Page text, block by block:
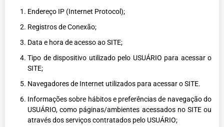
Endereço IP (Internet Protocol);
Registros de Conexão;
Data e hora de acesso ao SITE;
Tipo de dispositivo utilizado pelo USUÁRIO para acessar o
SITE;
Navegadores de Internet utilizados para acessar o SITE.
Informações sobre hábitos e preferências de navegação do
USUÁRIO, como páginas/ambientes acessados no SITE ou
através dos serviços contratados pelo USUÁRIO;